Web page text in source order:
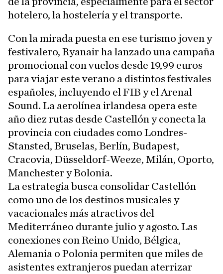
hotelero, la hostelería y el transporte.
Con la mirada puesta en ese turismo joven y
festivalero, Ryanair ha lanzado una campaña
promocional con vuelos desde 19,99 euros
para viajar este verano a distintos festivales
españoles, incluyendo el FIB y el Arenal
Sound. La aerolínea irlandesa opera este
año diez rutas desde Castellón y conecta la
provincia con ciudades como Londres-
Stansted, Bruselas, Berlín, Budapest,
Cracovia, Düsseldorf-Weeze, Milán, Oporto,
Manchester y Bolonia.
La estrategia busca consolidar Castellón
como uno de los destinos musicales y
vacacionales más atractivos del
Mediterráneo durante julio y agosto. Las
conexiones con Reino Unido, Bélgica,
Alemania o Polonia permiten que miles de
asistentes extranjeros puedan aterrizar